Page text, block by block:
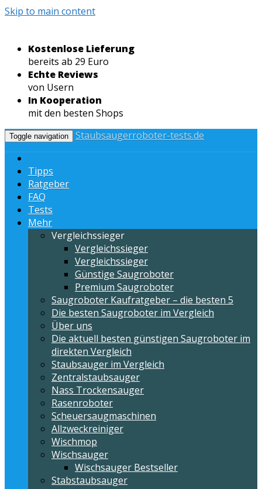
Skip to main content
Kostenlose Lieferung
bereits ab 29 Euro
Echte Reviews
von Usern
In Kooperation
mit den besten Shops
Toggle navigation Staubsaugerroboter-tests.de
Tipps
Ratgeber
FAQ
Tests
Mehr
Vergleichssieger
Vergleichssieger
Vergleichssieger
Günstige Saugroboter
Premium Saugroboter
Saugroboter Kaufratgeber – die besten 5
Die besten Saugroboter im Vergleich
Über uns
Die aktuell besten günstigen Saugroboter im
direkten Vergleich
Staubsauger im Vergleich
Zentralstaubsauger
Nass Trockensauger
Rasenroboter
Scheuersaugmaschinen
Allzweckreiniger
Wischmop
Wischsauger
Wischsauger Bestseller
Stabstaubsauger